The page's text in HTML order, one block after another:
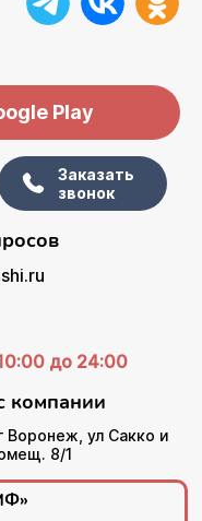
Play
Заказать
звонок
до 24:00
компании
Воронеж, ул Сакко и
8/1